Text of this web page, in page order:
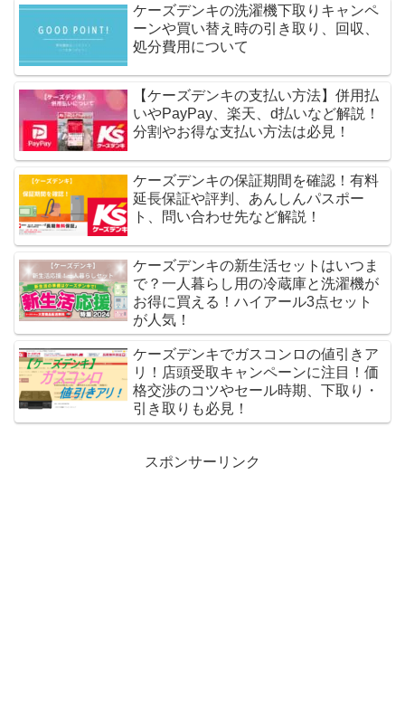
ケーズデンキの洗濯機下取りキャンペ
ーンや買い替え時の引き取り、回収、
処分費用について
【ケーズデンキの支払い方法】併用払
いやPayPay、楽天、d払いなど解説！
分割やお得な支払い方法は必見！
ケーズデンキの保証期間を確認！有料
延長保証や評判、あんしんパスポー
ト、問い合わせ先など解説！
ケーズデンキの新生活セットはいつま
で？一人暮らし用の冷蔵庫と洗濯機が
お得に買える！ハイアール3点セット
が人気！
ケーズデンキでガスコンロの値引きア
リ！店頭受取キャンペーンに注目！価
格交渉のコツやセール時期、下取り・
引き取りも必見！
スポンサーリンク